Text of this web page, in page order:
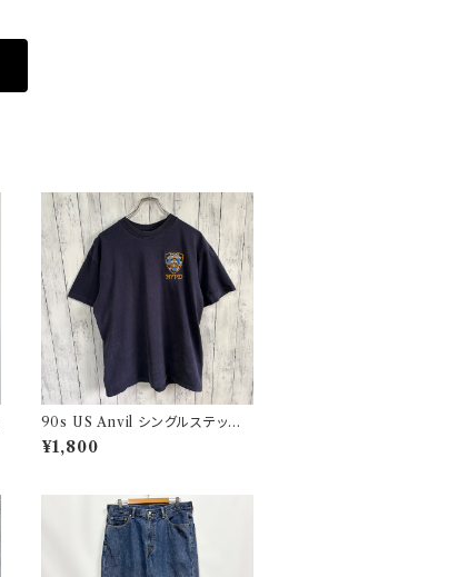
90s US Anvil シングルステッチT
シャツ ニューヨーク警察 ヴィンテ
ージ
¥1,800